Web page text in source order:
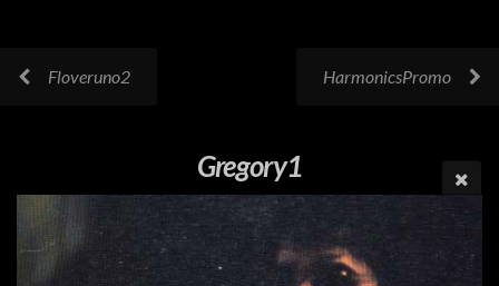
Floveruno2 HarmonicsPromo
Gregory1